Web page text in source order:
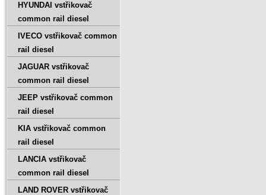
HYUNDAI vstřikovač
common rail diesel
IVECO vstřikovač common
rail diesel
JAGUAR vstřikovač
common rail diesel
JEEP vstřikovač common
rail diesel
KIA vstřikovač common
rail diesel
LANCIA vstřikovač
common rail diesel
LAND ROVER vstřikovač